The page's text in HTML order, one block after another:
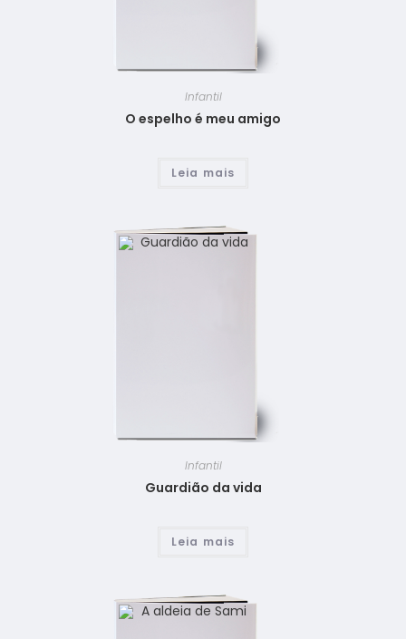
Infantil
O espelho é meu amigo
Leia mais
Infantil
Guardião da vida
Leia mais